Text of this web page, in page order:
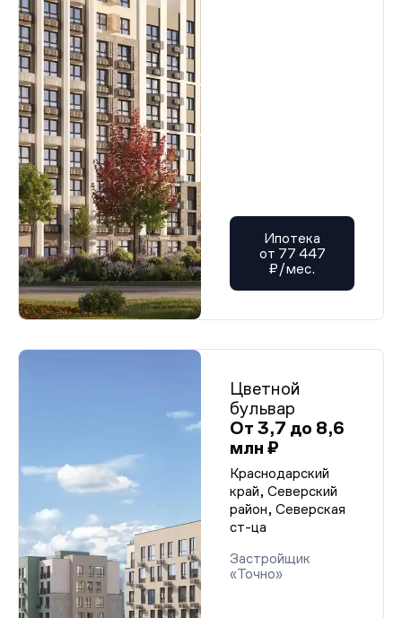
Ипотека
от 77 447
₽/мес.
Цветной
бульвар
От 3,7 до 8,6
млн ₽
Краснодарский
край, Северский
район, Северская
ст-ца
Застройщик
«Точно»